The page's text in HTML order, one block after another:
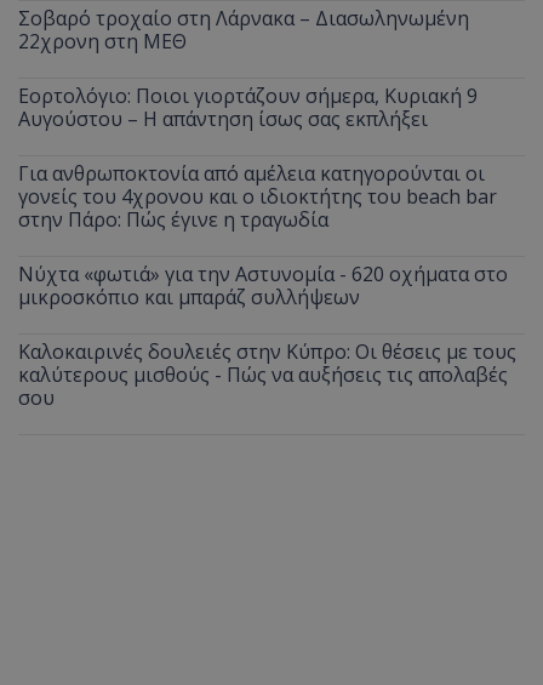
Σοβαρό τροχαίο στη Λάρνακα – Διασωληνωμένη
22χρονη στη ΜΕΘ
Εορτολόγιο: Ποιοι γιορτάζουν σήμερα, Κυριακή 9
Αυγούστου – Η απάντηση ίσως σας εκπλήξει
Για ανθρωποκτονία από αμέλεια κατηγορούνται οι
γονείς του 4χρονου και ο ιδιοκτήτης του beach bar
στην Πάρο: Πώς έγινε η τραγωδία
Νύχτα «φωτιά» για την Αστυνομία - 620 οχήματα στο
μικροσκόπιο και μπαράζ συλλήψεων
Καλοκαιρινές δουλειές στην Κύπρο: Οι θέσεις με τους
καλύτερους μισθούς - Πώς να αυξήσεις τις απολαβές
σου